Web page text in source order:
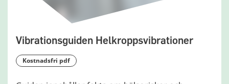
Vibrationsguiden Helkroppsvibrationer
kostnadsfri pdf